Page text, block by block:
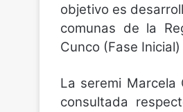
objetivo es
comunas de la
Cunco (Fase
La seremi
consultada